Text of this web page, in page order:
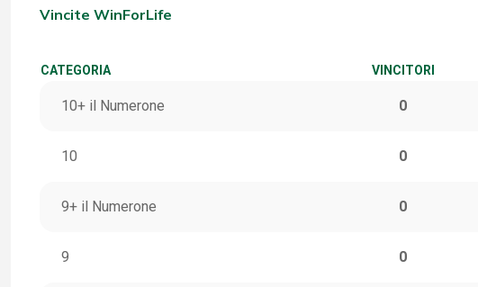
Vincite WinForLife
CATEGORIA VINCITORI
10+ il Numerone 0
10 0
9+ il Numerone 0
9 0